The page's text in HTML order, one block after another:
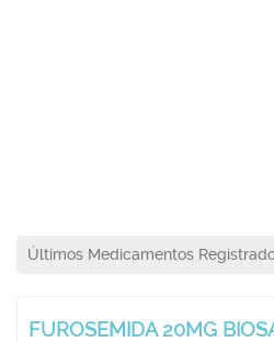
Últimos Medicamentos
FUROSEMIDA 20MG